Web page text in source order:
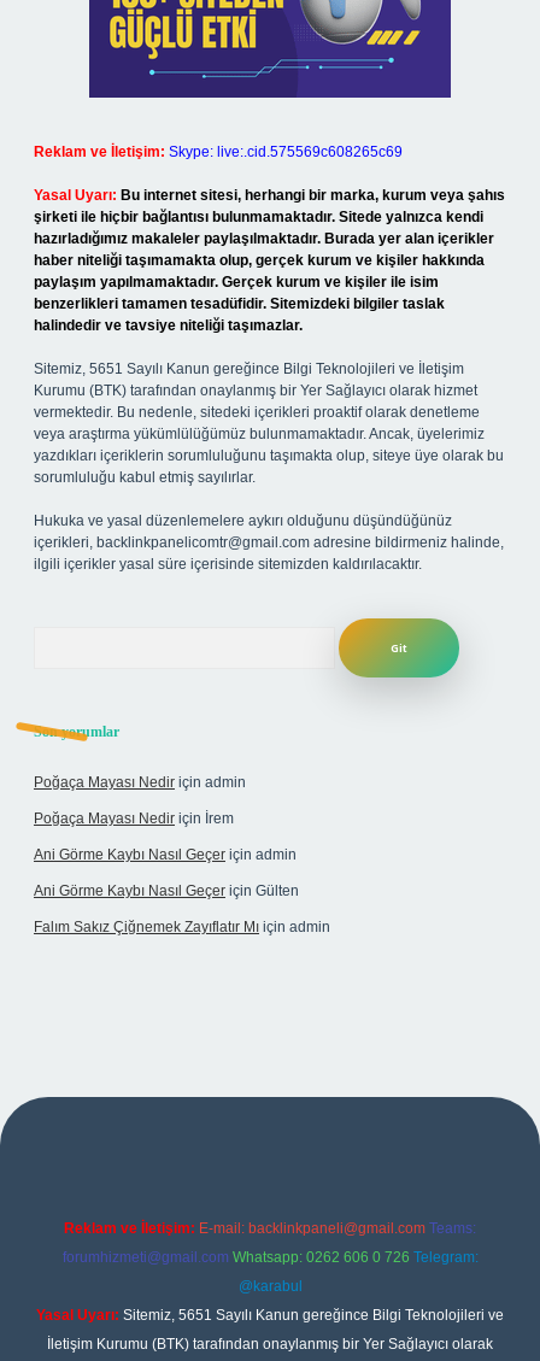
Reklam ve İletişim: Skype: live:.cid.575569c608265c69
Yasal Uyarı: Bu internet sitesi, herhangi bir marka, kurum veya şahıs
şirketi ile hiçbir bağlantısı bulunmamaktadır. Sitede yalnızca kendi
hazırladığımız makaleler paylaşılmaktadır. Burada yer alan içerikler
haber niteliği taşımamakta olup, gerçek kurum ve kişiler hakkında
paylaşım yapılmamaktadır. Gerçek kurum ve kişiler ile isim
benzerlikleri tamamen tesadüfidir. Sitemizdeki bilgiler taslak
halindedir ve tavsiye niteliği taşımazlar.
Sitemiz, 5651 Sayılı Kanun gereğince Bilgi Teknolojileri ve İletişim
Kurumu (BTK) tarafından onaylanmış bir Yer Sağlayıcı olarak hizmet
vermektedir. Bu nedenle, sitedeki içerikleri proaktif olarak denetleme
veya araştırma yükümlülüğümüz bulunmamaktadır. Ancak, üyelerimiz
yazdıkları içeriklerin sorumluluğunu taşımakta olup, siteye üye olarak bu
sorumluluğu kabul etmiş sayılırlar.
Hukuka ve yasal düzenlemelere aykırı olduğunu düşündüğünüz
içerikleri, backlinkpanelicomtr@gmail.com adresine bildirmeniz halinde,
ilgili içerikler yasal süre içerisinde sitemizden kaldırılacaktır.
Son yorumlar
Poğaça Mayası Nedir için admin
Poğaça Mayası Nedir için İrem
Ani Görme Kaybı Nasıl Geçer için admin
Ani Görme Kaybı Nasıl Geçer için Gülten
Falım Sakız Çiğnemek Zayıflatır Mı için admin
Reklam ve İletişim: E-mail: backlinkpaneli@gmail.com Teams:
forumhizmeti@gmail.com Whatsapp: 0262 606 0 726 Telegram:
@karabul
Yasal Uyarı: Sitemiz, 5651 Sayılı Kanun gereğince Bilgi Teknolojileri ve
İletişim Kurumu (BTK) tarafından onaylanmış bir Yer Sağlayıcı olarak